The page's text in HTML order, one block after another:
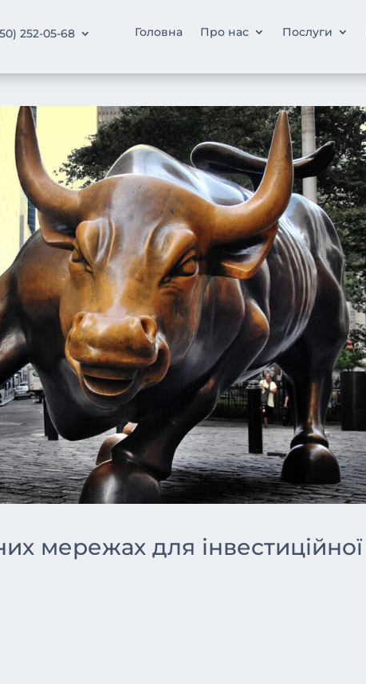
252-05-68 Головна Про нас Послуги
мережах для інвестиційної